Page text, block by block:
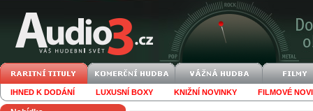
IHNED K DODÁNÍ LUXUSNÍ BOXY KNIŽNÍ NOVINKY FILMOVÉ